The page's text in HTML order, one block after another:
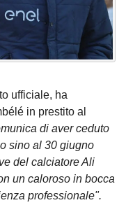
ufficiale, ha
in prestito al
di aver ceduto
sino al 30 giugno
del calciatore Ali
un caloroso in bocca
professionale".